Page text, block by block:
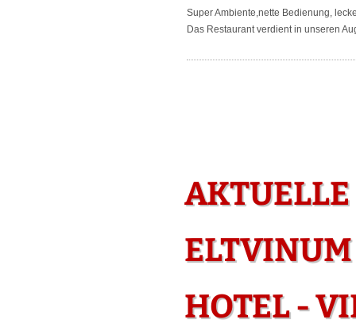
Super Ambiente,nette Bedienung,
Das Restaurant verdient in unseren
AKTUELLE
ELTVINUM
HOTEL -